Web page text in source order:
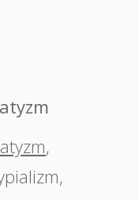
,
,